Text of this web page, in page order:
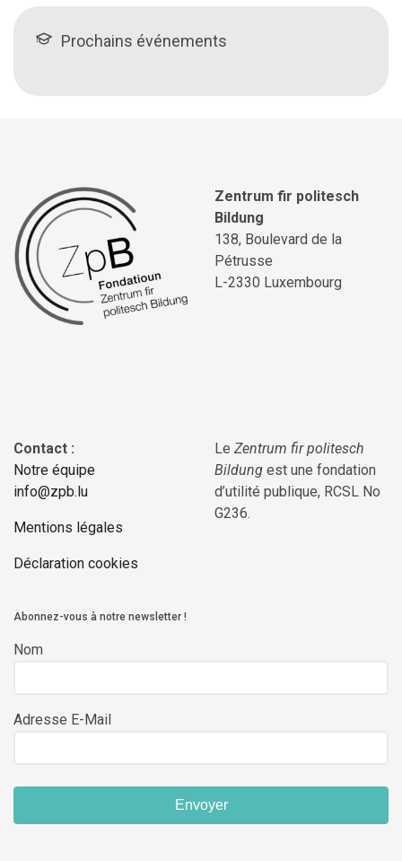
Prochains événements
Zentrum fir politesch
Bildung
138, Boulevard de la
Pétrusse
L-2330 Luxembourg
Contact :
Notre équipe
info@zpb.lu
Mentions légales
Déclaration cookies
Le Zentrum fir politesch
Bildung est une fondation
d’utilité publique, RCSL No
G236.
Abonnez-vous à notre newsletter !
Nom
Adresse E-Mail
Envoyer